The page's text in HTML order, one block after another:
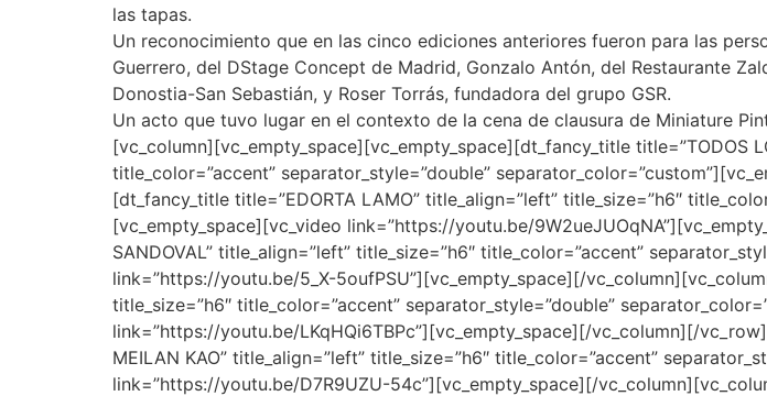
las tapas.
Un reconocimiento que en las cinco ediciones anteriores fueron para las
Guerrero, del DStage Concept de Madrid, Gonzalo Antón, del Restaurante
Donostia-San Sebastián, y Roser Torrás, fundadora del grupo GSR.
Un acto que tuvo lugar en el contexto de la cena de clausura de Miniature
[vc_column][vc_empty_space][vc_empty_space][dt_fancy_title title=”TODOS
title_color=”accent” separator_style=”double”
[dt_fancy_title title=”EDORTA LAMO” title_align=”left” title_size=”h6″
[vc_empty_space][vc_video link=”https://youtu.be/
SANDOVAL” title_align=”left” title_size=”h6″ title_color=”accent”
link=”https://youtu.be/5_X-5oufPSU”][vc_empty_space][/
title_size=”h6″ title_color=”accent” separator_style=”double”
link=”https://youtu.be/LKqHQi6TBPc”][vc_empty_space][/vc_column][/
MEILAN KAO” title_align=”left” title_size=”h6″ title_color=”accent”
link=”https://youtu.be/D7R9UZU-54c”][vc_empty_space][/